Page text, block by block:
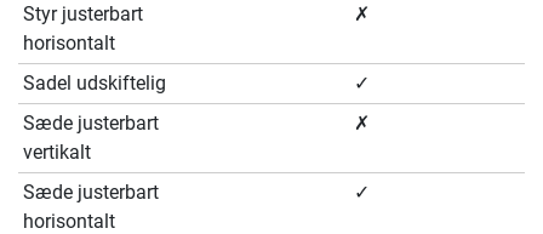
Styr justerbart
horisontalt
✗
Sadel udskiftelig
✓
Sæde justerbart
vertikalt
✗
Sæde justerbart
horisontalt
✓